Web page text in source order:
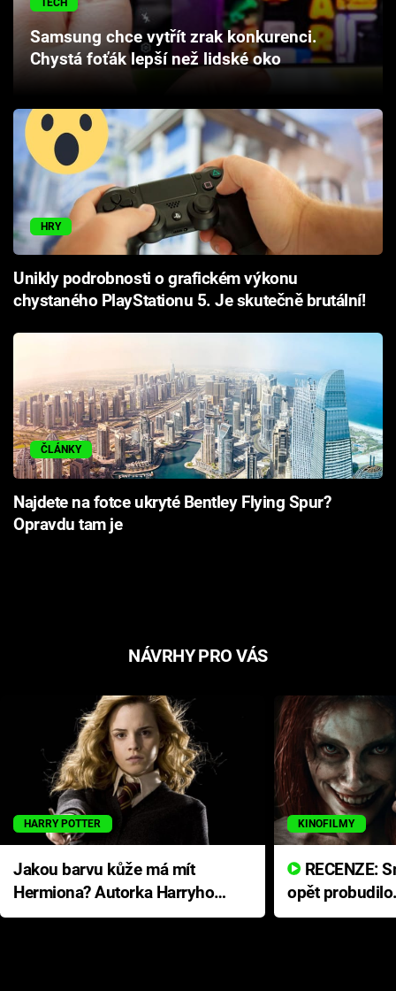
Cool Esport
Pořady
TV Program
Sledujte prima+
Přihlášení
Sledujte nás
TECH
Samsung chce vytřít zrak konkurenci.
Chystá foťák lepší než lidské oko
HRY
Unikly podrobnosti o grafickém výkonu
chystaného PlayStationu 5. Je skutečně brutální!
ČLÁNKY
Najdete na fotce ukryté Bentley Flying Spur?
Opravdu tam je
NÁVRHY PRO VÁS
HARRY POTTER
Jakou barvu kůže má mít
Hermiona? Autorka Harryho
Pottera přišla s ráznou
KINOFILMY
opět
přichází s